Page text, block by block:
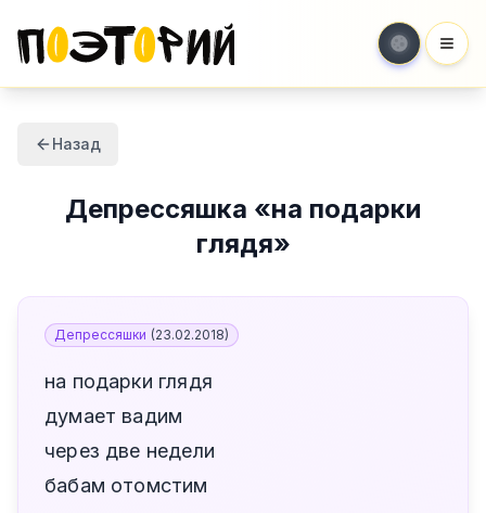
Назад
Депрессяшка «на подарки
глядя»
Депрессяшки (23.02.2018)
на подарки глядя
думает вадим
через две недели
бабам отомстим